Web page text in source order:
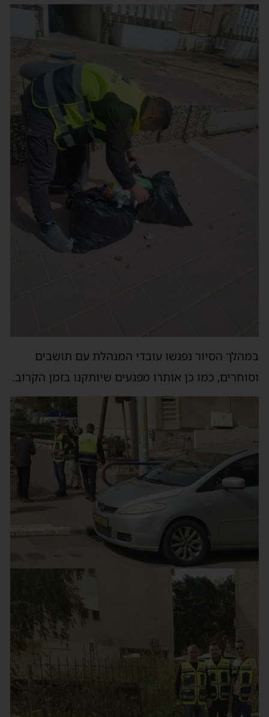
במהלך הסיור נפגשו עובדי המנהלת עם תושבים
וסוחרים, כמו כן אותרו מפגעים שיותקנו בזמן הקרוב.